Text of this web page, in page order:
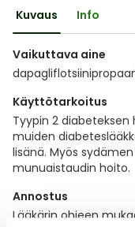
Yskä
Äänen käheys
Kuvaus Info
Vaikuttava aine
Käyttötarkoitus
Tyypin 2 diabeteksen
muiden
lisänä. Myös
munuaistaudin hoito.
Annostus
Lääkärin ohjeen